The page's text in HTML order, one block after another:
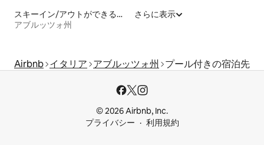
スキーイン/アウトができる宿泊先
アブルッツォ州
さらに表示
Airbnb イタリア アブルッツォ州 プール付きの宿泊先
© 2026 Airbnb, Inc.
プライバシー
利用規約